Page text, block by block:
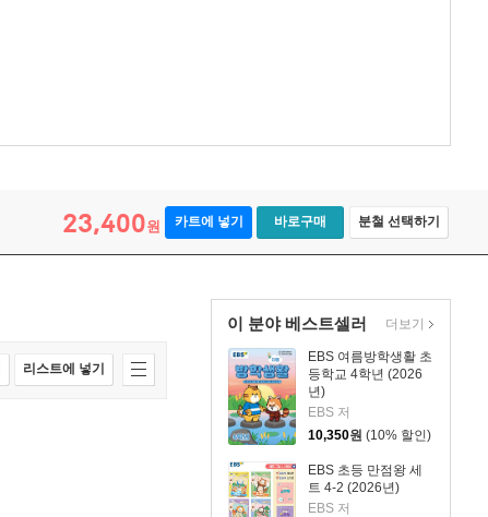
23,400원 카트에 넣기 바로구매 분철 선택하기
이 분야 베스트셀러
EBS 여름방학생활 초
등학교 4학년 (2026
년)
EBS 저
10,350원 (10% 할인)
EBS 초등 만점왕 세
트 4-2 (2026년)
EBS 저
더보기
리스트에 넣기